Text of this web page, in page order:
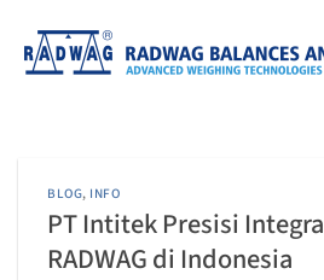
content
BLOG, INFO
PT Intitek Presisi
RADWAG di Indonesia